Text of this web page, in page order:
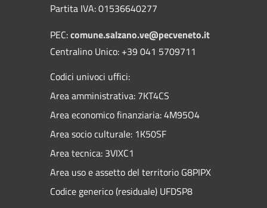
Partita IVA: 01536640277
PEC:comune.salzano.ve@pecveneto.it
Centralino Unico: +39 041 5709711
Codici univoci uffici:
Area amministrativa: 7KT4CS
Area economico finanziaria: 4M95O4
Area socio culturale: 1K50SF
Area tecnica: 3VIXC1
Area uso e assetto del territorio G8PIPX
Codice generico (residuale) UFDSP8